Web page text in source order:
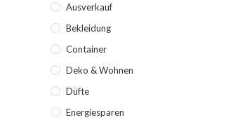
Ausverkauf
Bekleidung
Container
Deko & Wohnen
Düfte
Energiesparen